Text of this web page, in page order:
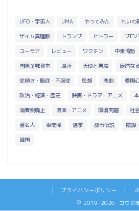
UFO・宇宙人 UMA やってみた れいわ
ザイム真理教 トランプ ヒトラー プロ
ユーモア レビュー ワクチン 中東情勢
国際金融資本 場所 天使と悪魔 徒然な
従順さ・服従・不服従 思想 悲劇 愛国
政治・経済・歴史 映画・ドラマ・アニメ 本
消費税廃止 漫画・アニメ 環境問題 社
著名人 車関係 選挙 都市伝説 陰謀
韓国
プライバシーポリシー
2019–2026 コウの